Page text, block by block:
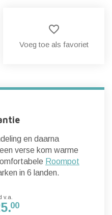
favorite_border
Voeg toe als favoriet
en daarna
verse kom warme
Roompot
in 6 landen.
v.a.
00